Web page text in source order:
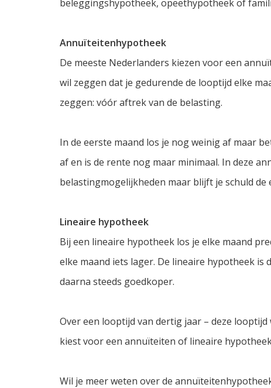
beleggingshypotheek, opeethypotheek of
Annuïteitenhypotheek
De meeste Nederlanders kiezen voor een
wil zeggen dat je gedurende de looptijd elke
zeggen: vóór aftrek van de belasting.
In de eerste maand los je nog weinig af maar
af en is de rente nog maar minimaal. In deze
belastingmogelijkheden maar blijft je schuld
Lineaire hypotheek
Bij een lineaire hypotheek los je elke maand
elke maand iets lager. De lineaire hypotheek
daarna steeds goedkoper.
Over een looptijd van dertig jaar – deze
kiest voor een annuïteiten of lineaire
Wil je meer weten over de